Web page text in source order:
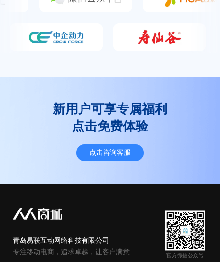
新用户可享专属福利
点击免费体验
点击咨询客服
青岛易联互动网络科技有限公司
专注移动电商，追求卓越，让客户满意 官方微信公众号